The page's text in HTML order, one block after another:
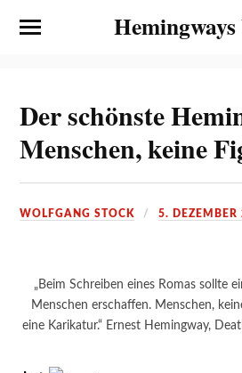
Der schönste
Menschen, keine
WOLFGANG STOCK 5. DEZEMBER
„Beim Schreiben eines Romas sollte
Menschen erschaffen. Menschen,
eine Karikatur.“ Ernest Hemingway,